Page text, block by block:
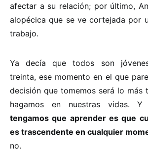
afectar a su relación; por último,
alopécica que se ve cortejada por
trabajo.
Ya decía que todos son
treinta, ese momento en el que
decisión que tomemos será lo más
hagamos en nuestras vidas. Y
tengamos que aprender es que
es trascendente en cualquier
no.